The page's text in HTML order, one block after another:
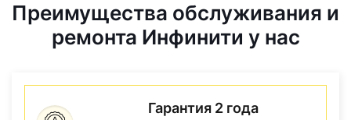
Преимущества обслуживания и
ремонта Инфинити у нас
Гарантия 2 года